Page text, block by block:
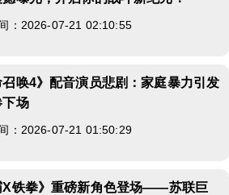
：2026-07-21 02:10:55
召唤4》配音演员悲剧：家庭暴力引发
下场
：2026-07-21 01:50:29
X铁拳》重磅新角色登场——苏联巨